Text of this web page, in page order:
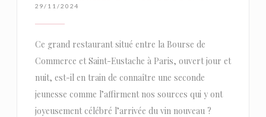
29/11/2024
Ce grand restaurant situé entre la Bourse de
Commerce et Saint-Eustache à Paris, ouvert jour et
nuit, est-il en train de connaître une seconde
jeunesse comme l’affirment nos sources qui y ont
joyeusement célébré l’arrivée du vin nouveau ?